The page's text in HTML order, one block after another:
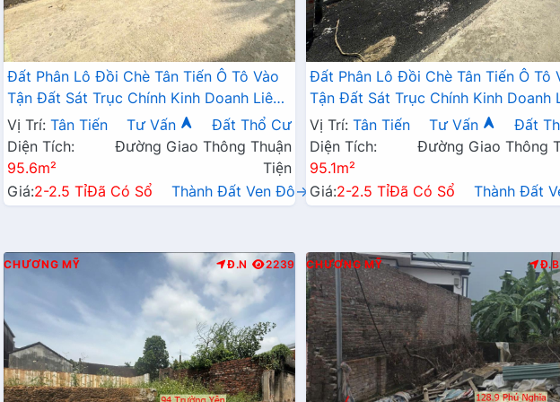
Đất Phân Lô Đồi Chè Tân Tiến Ô Tô Vào
Tận Đất Sát Trục Chính Kinh Doanh Liên
Xã Ngay Gần QL21A
Vị Trí: Tân Tiến Tư Vấn
Đất Thổ Cư
Diện Tích:
95.6m²
Đường Giao Thông Thuận
Tiện
Giá:2-2.5 TỉĐã Có Sổ Thành Đất Ven Đô→
Đất Phân Lô Đồi Chè Tân Tiến Ô Tô
Tận Đất Sát Trục Chính Kinh Doanh
Xã Ngay Gần QL21A
Vị Trí: Tân Tiến Tư Vấn
Đất
Diện Tích:
95.1m²
Đường Giao Thông
Giá:2-2.5 TỉĐã Có Sổ Thành Đất
CHƯƠNG MỸ Đ.N 2239 CHƯƠNG MỸ Đ.B